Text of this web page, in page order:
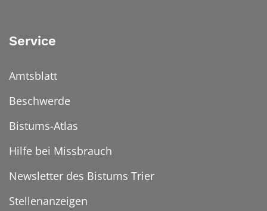
Service
Amtsblatt
Beschwerde
Bistums-Atlas
Hilfe bei Missbrauch
Newsletter des Bistums Trier
Stellenanzeigen